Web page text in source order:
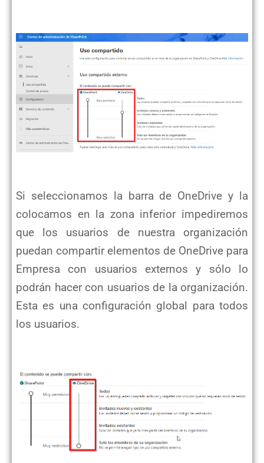
Si seleccionamos la barra de OneDrive y la
colocamos en la zona inferior impediremos
que los usuarios de nuestra organización
puedan compartir elementos de OneDrive para
Empresa con usuarios externos y sólo lo
podrán hacer con usuarios de la organización.
Esta es una configuración global para todos
los usuarios.